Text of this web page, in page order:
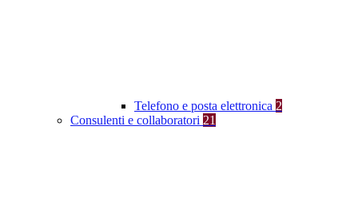
Telefono e posta elettronica 2
Consulenti e collaboratori 21